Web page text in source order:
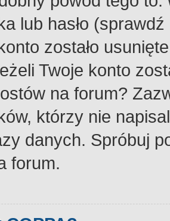
lub hasło
zostało
Twoje konto
na forum?
którzy nie
danych. Spróbuj
forum.